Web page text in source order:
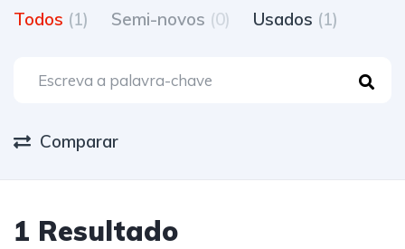
Todos (1) Semi-novos (0) Usados (1)
Comparar
1 Resultado